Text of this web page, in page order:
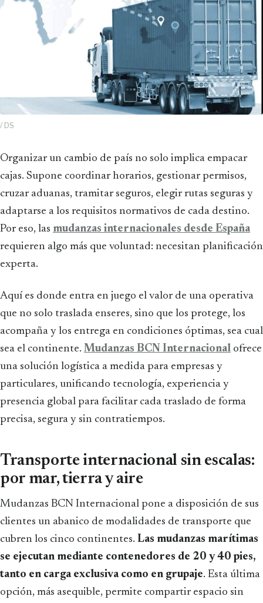
/ DS
Organizar un cambio de país no solo implica empacar
cajas. Supone coordinar horarios, gestionar permisos,
cruzar aduanas, tramitar seguros, elegir rutas seguras y
adaptarse a los requisitos normativos de cada destino.
Por eso, las mudanzas internacionales desde España
requieren algo más que voluntad: necesitan planificación
experta.
Aquí es donde entra en juego el valor de una operativa
que no solo traslada enseres, sino que los protege, los
acompaña y los entrega en condiciones óptimas, sea cual
sea el continente. Mudanzas BCN Internacional ofrece
una solución logística a medida para empresas y
particulares, unificando tecnología, experiencia y
presencia global para facilitar cada traslado de forma
precisa, segura y sin contratiempos.
Transporte internacional sin escalas:
por mar, tierra y aire
Mudanzas BCN Internacional pone a disposición de sus
clientes un abanico de modalidades de transporte que
cubren los cinco continentes. Las mudanzas marítimas
se ejecutan mediante contenedores de 20 y 40 pies,
tanto en carga exclusiva como en grupaje. Esta última
opción, más asequible, permite compartir espacio sin